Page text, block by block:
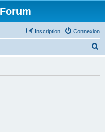
Connexion
Inscription